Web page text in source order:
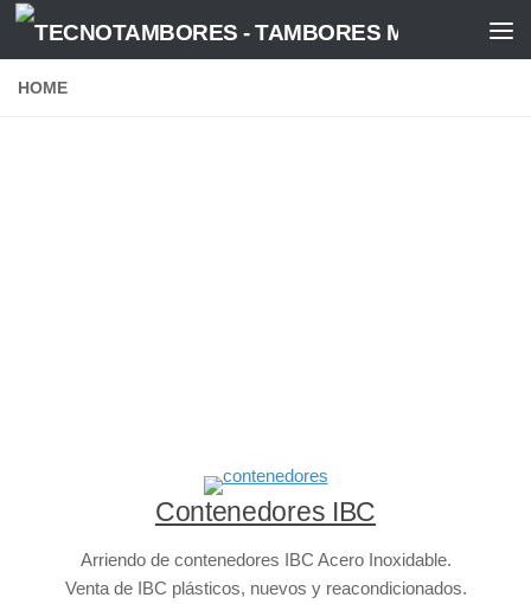
Saltar al contenido
HOME
Contenedores IBC
Arriendo de contenedores IBC Acero Inoxidable.
Venta de IBC plásticos, nuevos y reacondicionados.